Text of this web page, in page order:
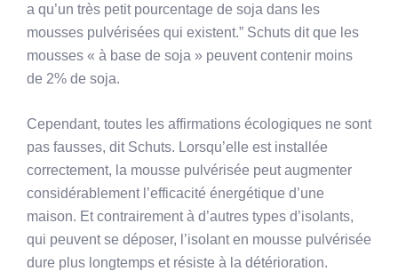
a qu’un très petit pourcentage de soja dans les
mousses pulvérisées qui existent.” Schuts dit que les
mousses « à base de soja » peuvent contenir moins
de 2% de soja.
Cependant, toutes les affirmations écologiques ne sont
pas fausses, dit Schuts. Lorsqu’elle est installée
correctement, la mousse pulvérisée peut augmenter
considérablement l’efficacité énergétique d’une
maison. Et contrairement à d’autres types d’isolants,
qui peuvent se déposer, l’isolant en mousse pulvérisée
dure plus longtemps et résiste à la détérioration.